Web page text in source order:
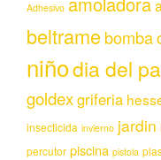
Adhesivo
beltramebomba
niñodia del
goldexgriferia
insecticida invierno jardin
percutor piscina pistola